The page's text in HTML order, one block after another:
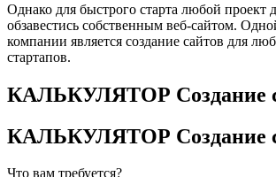
Однако для быстрого старта любой проект
обзавестись собственным веб-сайтом.
компании является создание сайтов для
стартапов.
КАЛЬКУЛЯТОР Создание
КАЛЬКУЛЯТОР Создание
Что вам требуется?